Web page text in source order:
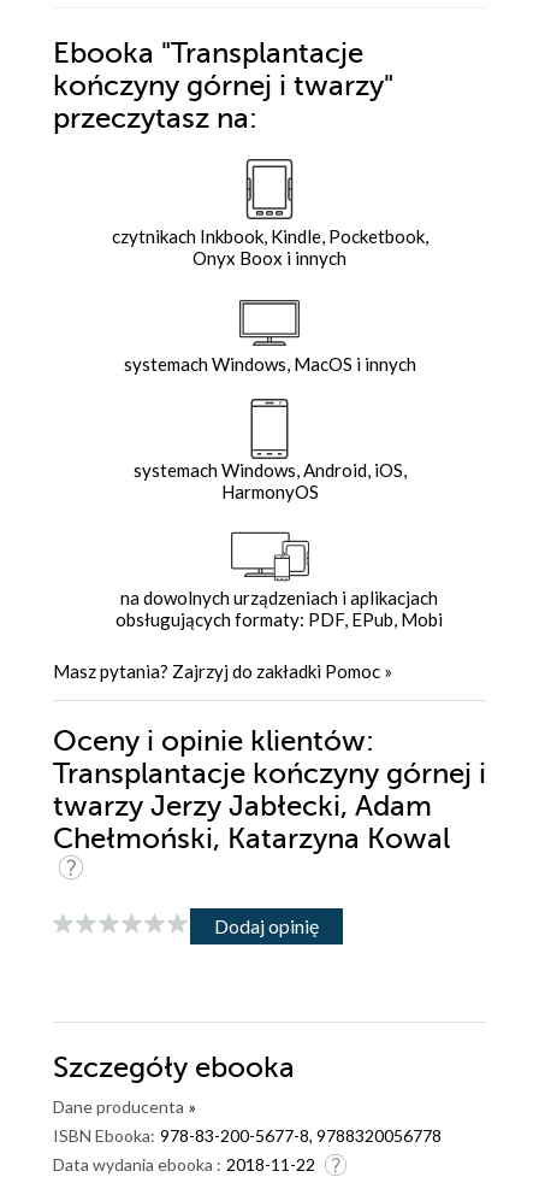
Ebooka "Transplantacje
kończyny górnej i twarzy"
przeczytasz na:
czytnikach Inkbook, Kindle, Pocketbook,
Onyx Boox i innych
systemach Windows, MacOS i innych
systemach Windows, Android, iOS,
HarmonyOS
na dowolnych urządzeniach i aplikacjach
obsługujących formaty: PDF, EPub, Mobi
Masz pytania? Zajrzyj do zakładki Pomoc »
Oceny i opinie klientów:
Transplantacje kończyny górnej i
twarzy Jerzy Jabłecki, Adam
Chełmoński, Katarzyna Kowal
Dodaj opinię
Szczegóły ebooka
Dane producenta »
ISBN Ebooka: 978-83-200-5677-8, 9788320056778
Data wydania ebooka : 2018-11-22